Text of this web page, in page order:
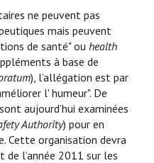
ne peuvent pas
mais peuvent
de santé" ouhealth
à base de
), l’allégation est par
l' humeur". De
aujourd’hui examinées
Authority) pour en
Cette organisation devra
de l’année 2011 sur les